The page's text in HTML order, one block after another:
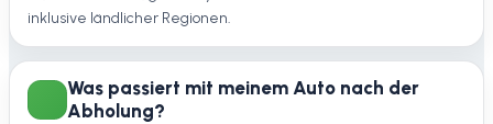
inklusive ländlicher Regionen.
Was passiert mit meinem Auto nach der
Abholung?